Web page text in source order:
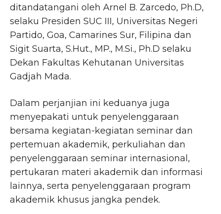
ditandatangani oleh Arnel B. Zarcedo, Ph.D,
selaku Presiden SUC III, Universitas Negeri
Partido, Goa, Camarines Sur, Filipina dan
Sigit Suarta, S.Hut., MP., M.Si., Ph.D selaku
Dekan Fakultas Kehutanan Universitas
Gadjah Mada.
Dalam perjanjian ini keduanya juga
menyepakati untuk penyelenggaraan
bersama kegiatan-kegiatan seminar dan
pertemuan akademik, perkuliahan dan
penyelenggaraan seminar internasional,
pertukaran materi akademik dan informasi
lainnya, serta penyelenggaraan program
akademik khusus jangka pendek.